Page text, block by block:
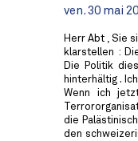
ven. 30 mai
Herr Abt , Sie
klarstellen :
Die Politik
hinterhältig .
Wenn ich
die
den